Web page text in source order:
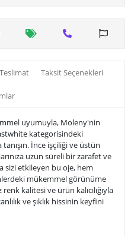
Taksit Seçenekleri
uyumuyla, Moleny'nin
kategorisindeki
İnce işçiliği ve üstün
uzun süreli bir zarafet ve
sizi etkileyen bu oje, hem
mükemmel görünüme
kalitesi ve ürün kalıcılığıyla
ve şıklık hissinin keyfini